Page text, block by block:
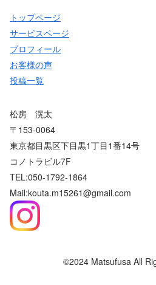
トップページ
サービスページ
プロフィール
お客様の声
投稿一覧
松房 滉太
〒153-0064
東京都目黒区下目黒1丁目1番14号
コノトラビル7F
TEL:050-1792-1864
Mail:kouta.m15261@gmail.com
©2024 Matsufusa All